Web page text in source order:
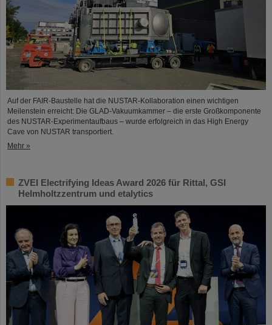
Auf der FAIR-Baustelle hat die NUSTAR-Kollaboration einen wichtigen
Meilenstein erreicht: Die GLAD-Vakuumkammer – die erste Großkomponente
des NUSTAR-Experimentaufbaus – wurde erfolgreich in das High Energy
Cave von NUSTAR transportiert.
Mehr »
ZVEI Electrifying Ideas Award 2026 für Rittal, GSI
Helmholtzzentrum und etalytics